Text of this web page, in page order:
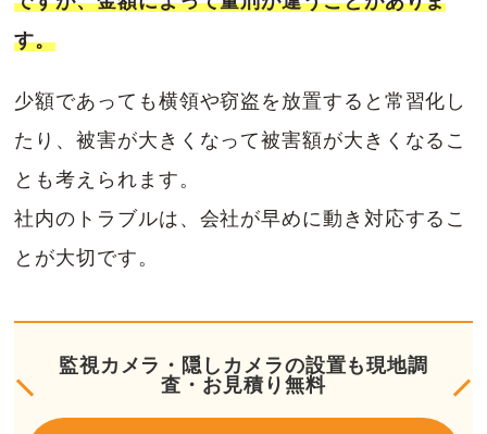
す。
少額であっても横領や窃盗を放置すると常習化し
たり、被害が大きくなって被害額が大きくなるこ
とも考えられます。
社内のトラブルは、会社が早めに動き対応するこ
とが大切です。
監視カメラ・隠しカメラの設置も現地調
査・お見積り無料